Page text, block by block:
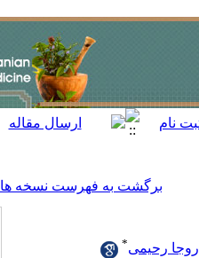
برگشت به فهرست نسخه ها
روجا رحیمی*